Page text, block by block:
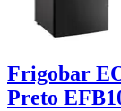
Frigobar
Preto